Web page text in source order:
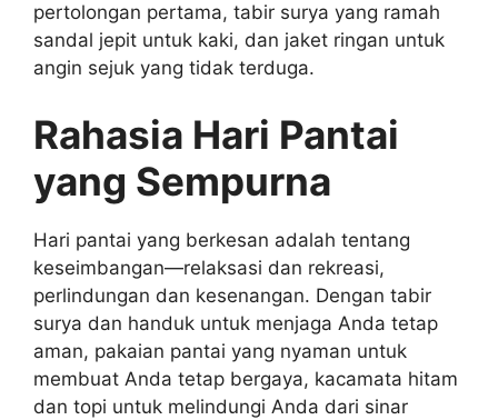
pertolongan pertama, tabir surya yang ramah
sandal jepit untuk kaki, dan jaket ringan untuk
angin sejuk yang tidak terduga.
Rahasia Hari Pantai
yang Sempurna
Hari pantai yang berkesan adalah tentang
keseimbangan—relaksasi dan rekreasi,
perlindungan dan kesenangan. Dengan tabir
surya dan handuk untuk menjaga Anda tetap
aman, pakaian pantai yang nyaman untuk
membuat Anda tetap bergaya, kacamata hitam
dan topi untuk melindungi Anda dari sinar